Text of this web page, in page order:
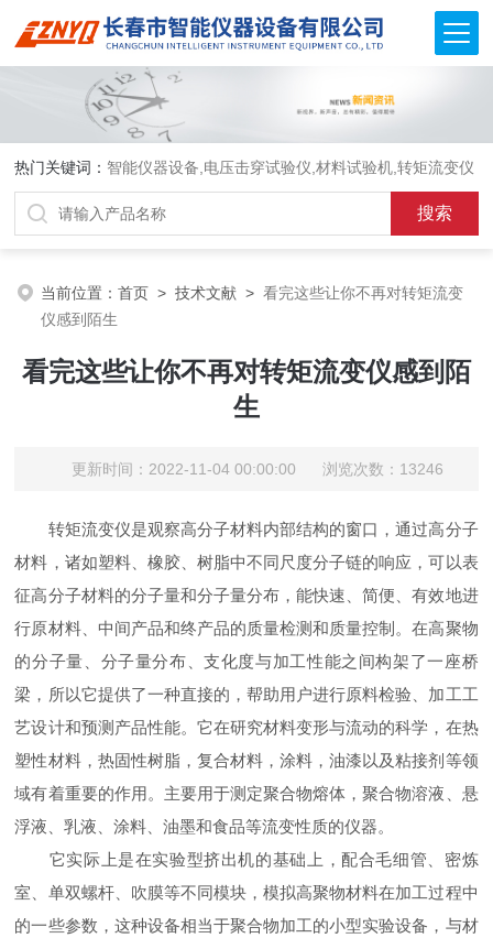
热门关键词： 智能仪器设备,电压击穿试验仪,材料试验机,转矩流变仪
当前位置：首页 >技术文献 >看完这些让你不再对转矩流变
仪感到陌生
看完这些让你不再对转矩流变仪感到陌
生
更新时间：2022-11-04 00:00:00 浏览次数：13246
转矩流变仪是观察高分子材料内部结构的窗口，通过高分子
材料，诸如塑料、橡胶、树脂中不同尺度分子链的响应，可以表
征高分子材料的分子量和分子量分布，能快速、简便、有效地进
行原材料、中间产品和终产品的质量检测和质量控制。在高聚物
的分子量、分子量分布、支化度与加工性能之间构架了一座桥
梁，所以它提供了一种直接的，帮助用户进行原料检验、加工工
艺设计和预测产品性能。它在研究材料变形与流动的科学，在热
塑性材料，热固性树脂，复合材料，涂料，油漆以及粘接剂等领
域有着重要的作用。主要用于测定聚合物熔体，聚合物溶液、悬
浮液、乳液、涂料、油墨和食品等流变性质的仪器。
它实际上是在实验型挤出机的基础上，配合毛细管、密炼
室、单双螺杆、吹膜等不同模块，模拟高聚物材料在加工过程中
的一些参数，这种设备相当于聚合物加工的小型实验设备，与材